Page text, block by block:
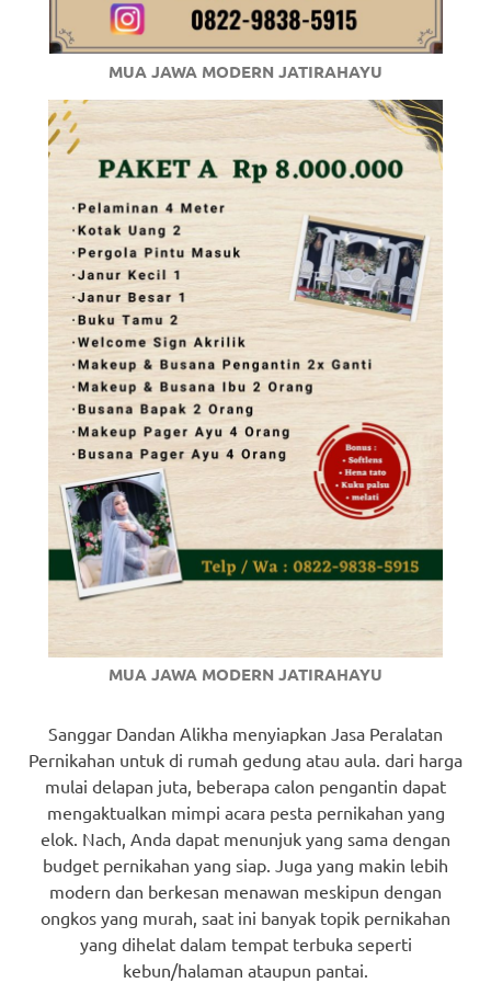
man
luxury
replica
watches.
men's
https://www.drugswatches.com
MUA JAWA MODERN JATIRAHAYU
MUA JAWA MODERN JATIRAHAYU
Sanggar Dandan Alikha menyiapkan Jasa Peralatan
Pernikahan untuk di rumah gedung atau aula. dari harga
mulai delapan juta, beberapa calon pengantin dapat
mengaktualkan mimpi acara pesta pernikahan yang
elok. Nach, Anda dapat menunjuk yang sama dengan
budget pernikahan yang siap. Juga yang makin lebih
modern dan berkesan menawan meskipun dengan
ongkos yang murah, saat ini banyak topik pernikahan
yang dihelat dalam tempat terbuka seperti
kebun/halaman ataupun pantai.